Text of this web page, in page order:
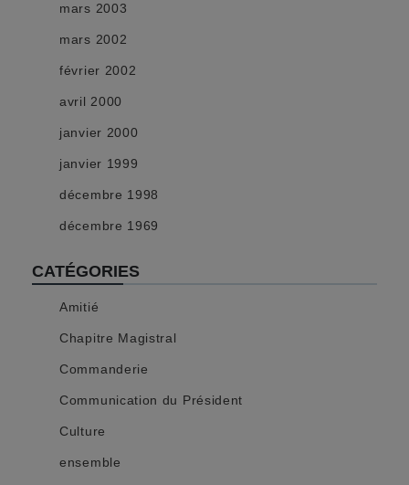
mars 2003
mars 2002
février 2002
avril 2000
janvier 2000
janvier 1999
décembre 1998
décembre 1969
CATÉGORIES
Amitié
Chapitre Magistral
Commanderie
Communication du Président
Culture
ensemble